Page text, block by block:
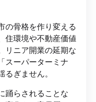
の骨格を作り変える
住環境や不動産価値
リニア開業の延期な
スーパーターミナ
ぎません。
踊らされることな